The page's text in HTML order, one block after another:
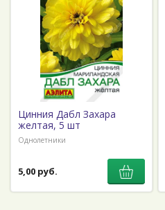
Цинния Дабл Захара
желтая, 5 шт
Однолетники
5,00 руб.